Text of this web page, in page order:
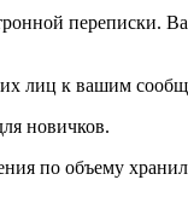
переписки.
лиц к вашим
новичков.
по объему